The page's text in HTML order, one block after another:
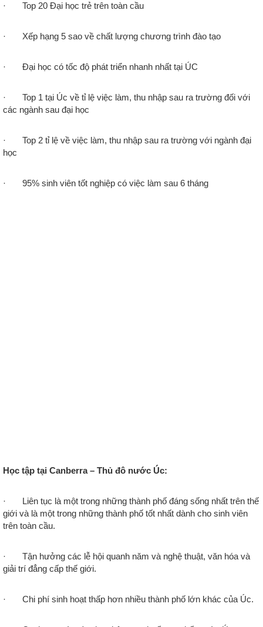
· Top 20 Đại học trẻ trên toàn cầu
· Xếp hạng 5 sao về chất lượng chương trình đào tạo
· Đại học có tốc độ phát triển nhanh nhất tại ÚC
· Top 1 tại Úc về tỉ lệ việc làm, thu nhập sau ra trường đối với
các ngành sau đại học
· Top 2 tỉ lệ về việc làm, thu nhập sau ra trường với ngành đại
học
· 95% sinh viên tốt nghiệp có việc làm sau 6 tháng
Học tập tại Canberra – Thủ đô nước Úc:
· Liên tục là một trong những thành phố đáng sống nhất trên thế
giới và là một trong những thành phố tốt nhất dành cho sinh viên
trên toàn cầu.
· Tận hưởng các lễ hội quanh năm và nghệ thuật, văn hóa và
giải trí đẳng cấp thế giới.
· Chi phí sinh hoạt thấp hơn nhiều thành phố lớn khác của Úc.